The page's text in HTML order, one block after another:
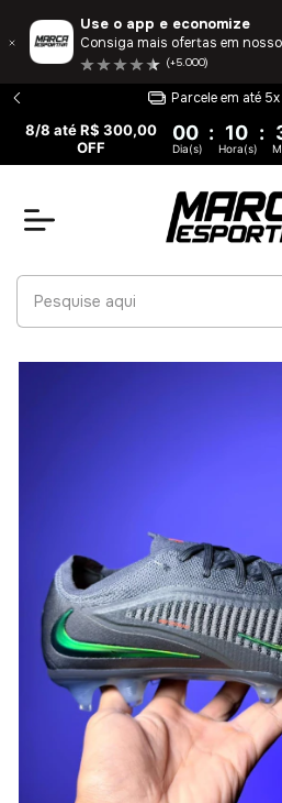
Use o app e economize
Consiga mais ofertas em
(+5.000)
Parcele em até
8/8 até R$ 300,00
OFF
00 : 10 :
Dia(s) Hora(s)